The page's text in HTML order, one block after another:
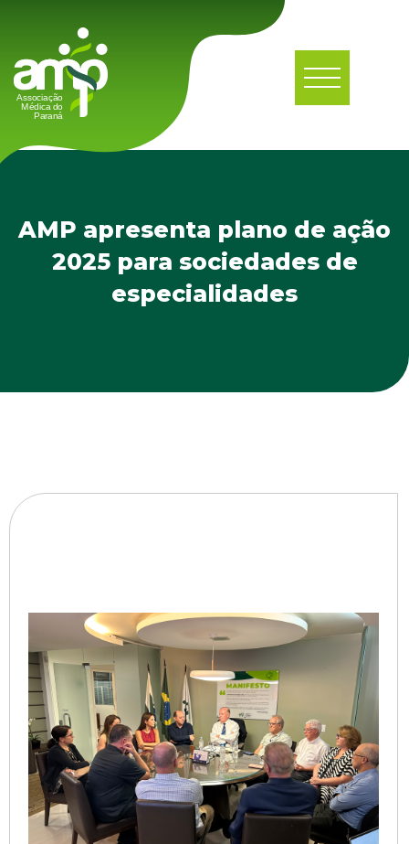
AMP apresenta plano de ação
2025 para sociedades de
especialidades